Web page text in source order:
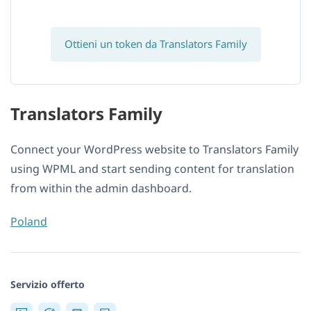
Ottieni un token da Translators Family
Translators Family
Connect your WordPress website to Translators Family
using WPML and start sending content for translation
from within the admin dashboard.
Poland
Servizio offerto